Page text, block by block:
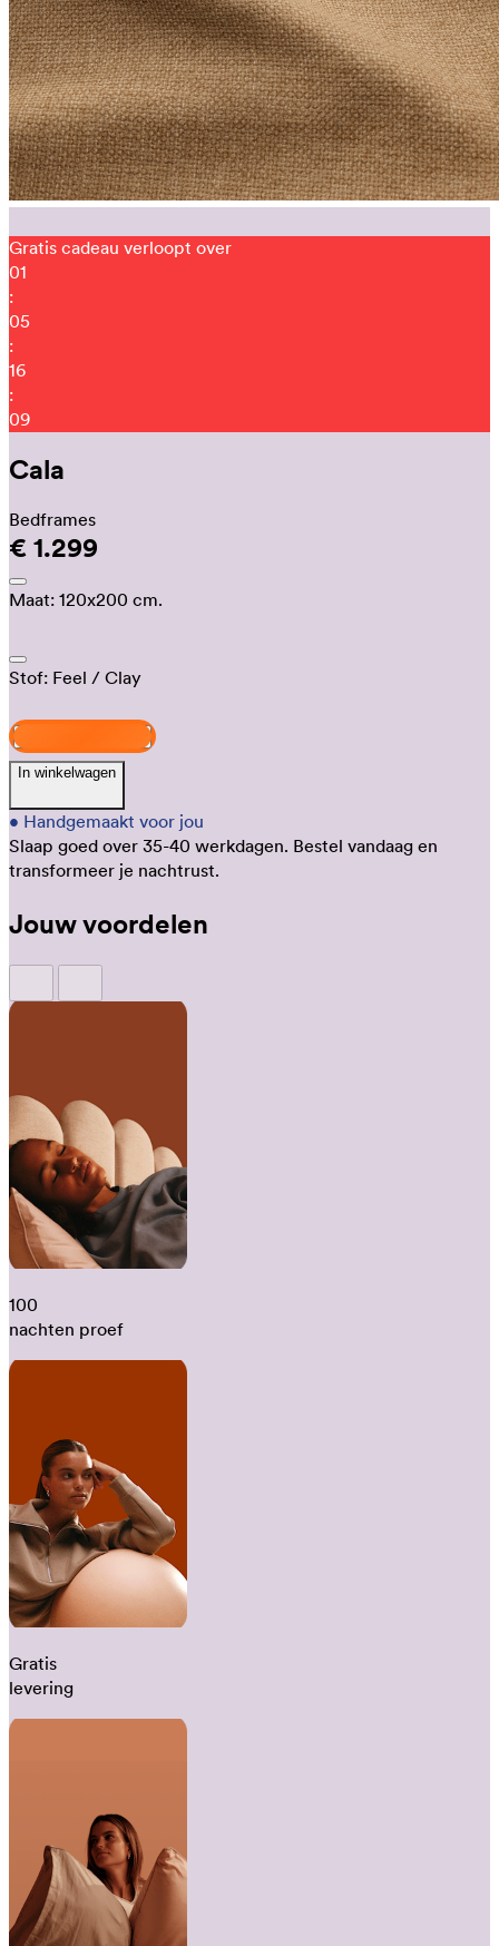
Gratis cadeau verloopt over
01
:
05
:
15
:
56
Cala
Bedframes
€ 1.299
Maat: 120x200 cm.
Stof: Feel / Clay
In winkelwagen
• Handgemaakt voor jou
Slaap goed over 35-40 werkdagen. Bestel vandaag en
transformeer je nachtrust.
Jouw voordelen
100
nachten proef
Gratis
levering